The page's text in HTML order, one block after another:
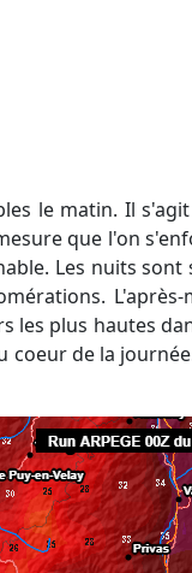
que l'on
Les nuits sont
les plus hautes
coeur de la